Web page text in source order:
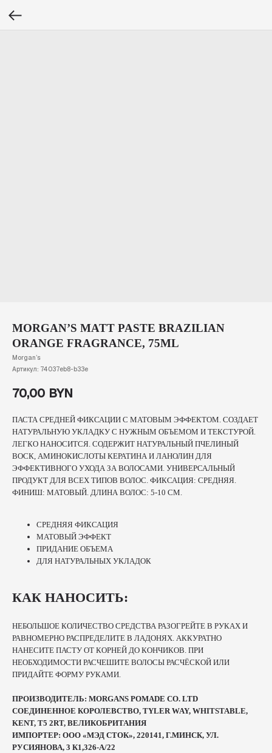
MORGAN’S MATT PASTE BRAZILIAN
ORANGE FRAGRANCE, 75ML
Morgan’s
Артикул: 74037eb8-b33e
70,00 BYN
ПАСТА СРЕДНЕЙ ФИКСАЦИИ С МАТОВЫМ ЭФФЕКТОМ. СОЗДАЕТ
НАТУРАЛЬНУЮ УКЛАДКУ С НУЖНЫМ ОБЪЕМОМ И ТЕКСТУРОЙ.
ЛЕГКО НАНОСИТСЯ. СОДЕРЖИТ НАТУРАЛЬНЫЙ ПЧЕЛИНЫЙ
ВОСК, АМИНОКИСЛОТЫ КЕРАТИНА И ЛАНОЛИН ДЛЯ
ЭФФЕКТИВНОГО УХОДА ЗА ВОЛОСАМИ. УНИВЕРСАЛЬНЫЙ
ПРОДУКТ ДЛЯ ВСЕХ ТИПОВ ВОЛОС. ФИКСАЦИЯ: СРЕДНЯЯ.
ФИНИШ: МАТОВЫЙ. ДЛИНА ВОЛОС: 5-10 СМ.
СРЕДНЯЯ ФИКСАЦИЯ
МАТОВЫЙ ЭФФЕКТ
ПРИДАНИЕ ОБЪЕМА
ДЛЯ НАТУРАЛЬНЫХ УКЛАДОК
КАК НАНОСИТЬ:
НЕБОЛЬШОЕ КОЛИЧЕСТВО СРЕДСТВА РАЗОГРЕЙТЕ В РУКАХ И
РАВНОМЕРНО РАСПРЕДЕЛИТЕ В ЛАДОНЯХ. АККУРАТНО
НАНЕСИТЕ ПАСТУ ОТ КОРНЕЙ ДО КОНЧИКОВ. ПРИ
НЕОБХОДИМОСТИ РАСЧЕШИТЕ ВОЛОСЫ РАСЧЁСКОЙ ИЛИ
ПРИДАЙТЕ ФОРМУ РУКАМИ.
ПРОИЗВОДИТЕЛЬ: MORGANS POMADE CO. LTD
СОЕДИНЕННОЕ КОРОЛЕВСТВО, TYLER WAY, WHITSTABLE,
KENT, T5 2RT, ВЕЛИКОБРИТАНИЯ
ИМПОРТЕР: ООО «МЭД СТОК», 220141, Г.МИНСК, УЛ.
РУСИЯНОВА, 3 К1,326-А/22